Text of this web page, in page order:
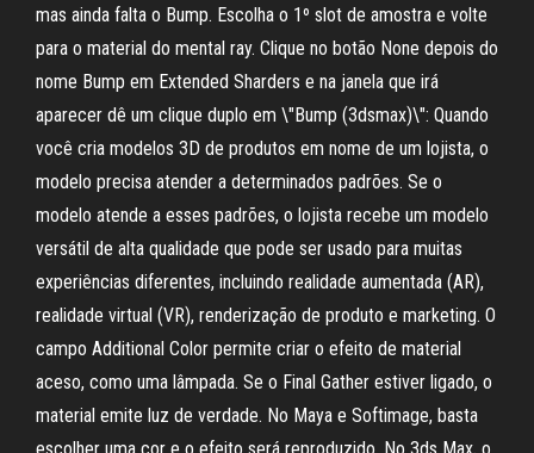
mas ainda falta o Bump. Escolha o 1º slot de amostra e volte
para o material do mental ray. Clique no botão None depois do
nome Bump em Extended Sharders e na janela que irá
aparecer dê um clique duplo em \"Bump (3dsmax)\": Quando
você cria modelos 3D de produtos em nome de um lojista, o
modelo precisa atender a determinados padrões. Se o
modelo atende a esses padrões, o lojista recebe um modelo
versátil de alta qualidade que pode ser usado para muitas
experiências diferentes, incluindo realidade aumentada (AR),
realidade virtual (VR), renderização de produto e marketing. O
campo Additional Color permite criar o efeito de material
aceso, como uma lâmpada. Se o Final Gather estiver ligado, o
material emite luz de verdade. No Maya e Softimage, basta